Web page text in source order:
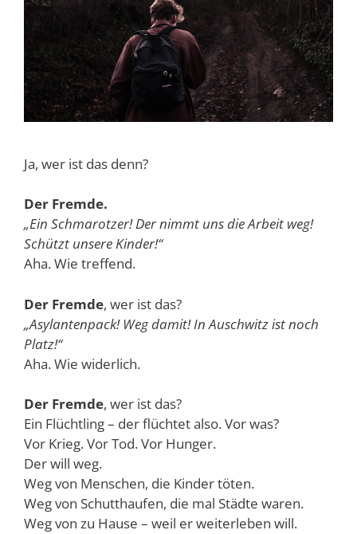
Ja, wer ist das denn?
Der Fremde.
„Ein Schmarotzer! Der nimmt uns die Arbeit weg!
Schützt unsere Kinder!“
Aha. Wie treffend.
Der Fremde, wer ist das?
„Asylantenpack! Weg damit! In Auschwitz ist noch
Platz!“
Aha. Wie widerlich.
Der Fremde, wer ist das?
Ein Flüchtling – der flüchtet also. Vor was?
Vor Krieg. Vor Tod. Vor Hunger.
Der will weg.
Weg von Menschen, die Kinder töten.
Weg von Schutthaufen, die mal Städte waren.
Weg von zu Hause – weil er weiterleben will.